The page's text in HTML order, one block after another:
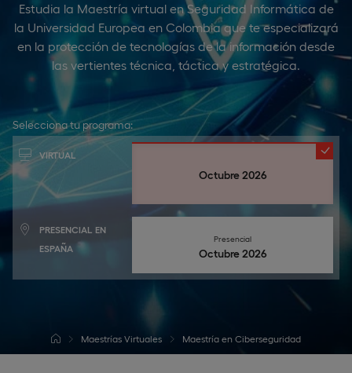
Estudia la Maestría virtual en Seguridad Informática de
la Universidad Europea en Colombia que te especializará
en la protección de tecnologías de la información desde
las vertientes técnica, táctica y estratégica.
Selecciona tu programa:
VIRTUAL
Octubre 2026
PRESENCIAL EN
ESPAÑA
Presencial
octubre 2026
Maestrías Virtuales Maestría en Ciberseguridad